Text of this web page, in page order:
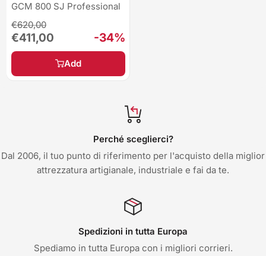
GCM 800 SJ Professional
Sale
price
€411,00
Regular
price
€620,00
-34%
Add
Perché sceglierci?
Dal 2006, il tuo punto di riferimento per l'acquisto della miglior
attrezzatura artigianale, industriale e fai da te.
Spedizioni in tutta Europa
Spediamo in tutta Europa con i migliori corrieri.